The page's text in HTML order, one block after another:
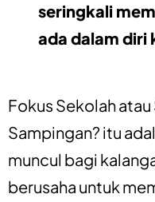
seringkali
ada dalam diri
Fokus Sekolah
Sampingan? itu
muncul bagi
berusaha untuk